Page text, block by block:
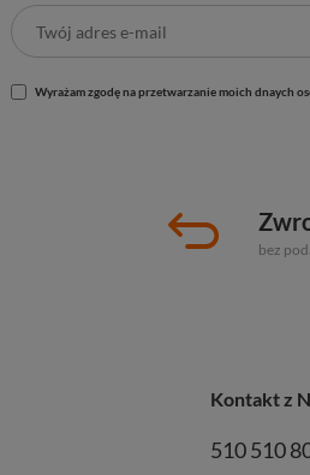
Wyrażam zgodę na przetwarzanie moich dnaych
bez
Kontakt z
510 510